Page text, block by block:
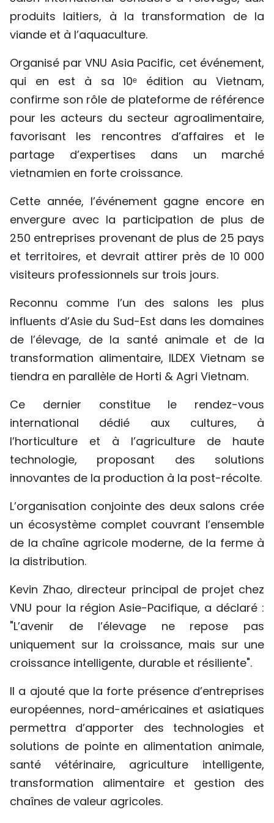
TIẾNG VIỆT
РУССКИЙ
ESPAÑOL
produits laitiers, à la transformation de la
viande et à l’aquaculture.
Organisé par VNU Asia Pacific, cet événement,
qui en est à sa 10ᵉ édition au Vietnam,
confirme son rôle de plateforme de référence
pour les acteurs du secteur agroalimentaire,
favorisant les rencontres d’affaires et le
partage d’expertises dans un marché
vietnamien en forte croissance.
Cette année, l’événement gagne encore en
envergure avec la participation de plus de
250 entreprises provenant de plus de 25 pays
et territoires, et devrait attirer près de 10 000
visiteurs professionnels sur trois jours.
Reconnu comme l’un des salons les plus
influents d’Asie du Sud-Est dans les domaines
de l’élevage, de la santé animale et de la
transformation alimentaire, ILDEX Vietnam se
tiendra en parallèle de Horti & Agri Vietnam.
Ce dernier constitue le rendez-vous
international dédié aux cultures, à
l’horticulture et à l’agriculture de haute
technologie, proposant des solutions
innovantes de la production à la post-récolte.
L’organisation conjointe des deux salons crée
un écosystème complet couvrant l’ensemble
de la chaîne agricole moderne, de la ferme à
la distribution.
Kevin Zhao, directeur principal de projet chez
VNU pour la région Asie-Pacifique, a déclaré :
"L’avenir de l’élevage ne repose pas
uniquement sur la croissance, mais sur une
croissance intelligente, durable et résiliente".
Il a ajouté que la forte présence d’entreprises
européennes, nord-américaines et asiatiques
permettra d’apporter des technologies et
solutions de pointe en alimentation animale,
santé vétérinaire, agriculture intelligente,
transformation alimentaire et gestion des
chaînes de valeur agricoles.